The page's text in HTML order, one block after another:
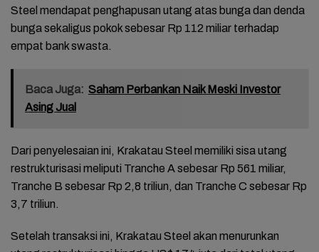
Steel mendapat penghapusan utang atas bunga dan denda
bunga sekaligus pokok sebesar Rp 112 miliar terhadap
empat bank swasta.
Baca Juga: Saham Perbankan Naik Meski Investor
Asing Jual
Dari penyelesaian ini, Krakatau Steel memiliki sisa utang
restrukturisasi meliputi Tranche A sebesar Rp 561 miliar,
Tranche B sebesar Rp 2,8 triliun, dan Tranche C sebesar Rp
3,7 triliun.
Setelah transaksi ini, Krakatau Steel akan menurunkan